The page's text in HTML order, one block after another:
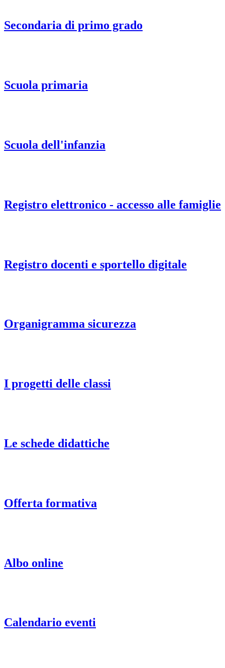
Secondaria di primo grado
Scuola primaria
Scuola dell'infanzia
Registro elettronico - accesso alle famiglie
Registro docenti e sportello digitale
Organigramma sicurezza
I progetti delle classi
Le schede didattiche
Offerta formativa
Albo online
Calendario eventi